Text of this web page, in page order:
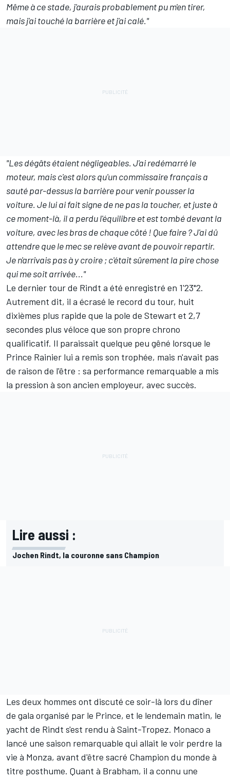
Même à ce stade, j'aurais probablement pu m'en tirer,
mais j'ai touché la barrière et j'ai calé."
"Les dégâts étaient négligeables. J'ai redémarré le
moteur, mais c'est alors qu'un commissaire français a
sauté par-dessus la barrière pour venir pousser la
voiture. Je lui ai fait signe de ne pas la toucher, et juste à
ce moment-là, il a perdu l'équilibre et est tombé devant la
voiture, avec les bras de chaque côté ! Que faire ? J'ai dû
attendre que le mec se relève avant de pouvoir repartir.
Je n'arrivais pas à y croire ; c'était sûrement la pire chose
qui me soit arrivée..."
Le dernier tour de Rindt a été enregistré en 1'23"2.
Autrement dit, il a écrasé le record du tour, huit
dixièmes plus rapide que la pole de Stewart et 2,7
secondes plus véloce que son propre chrono
qualificatif. Il paraissait quelque peu gêné lorsque le
Prince Rainier lui a remis son trophée, mais n'avait pas
de raison de l'être : sa performance remarquable a mis
la pression à son ancien employeur, avec succès.
Lire aussi :
Jochen Rindt, la couronne sans Champion
Les deux hommes ont discuté ce soir-là lors du dîner
de gala organisé par le Prince, et le lendemain matin, le
yacht de Rindt s'est rendu à Saint-Tropez. Monaco a
lancé une saison remarquable qui allait le voir perdre la
vie à Monza, avant d'être sacré Champion du monde à
titre posthume. Quant à Brabham, il a connu une